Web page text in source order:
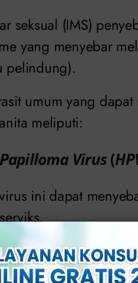
seksual (IMS)
yang menyebar
pelindung).
umum yang
meliputi:
Virus(
ini dapat